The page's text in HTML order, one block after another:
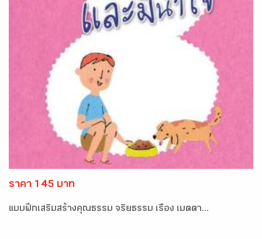
ราคา 145 บาท
แบบฝึกเสริมสร้างคุณธรรม จริยธรรม เรื่อง เมตตา...